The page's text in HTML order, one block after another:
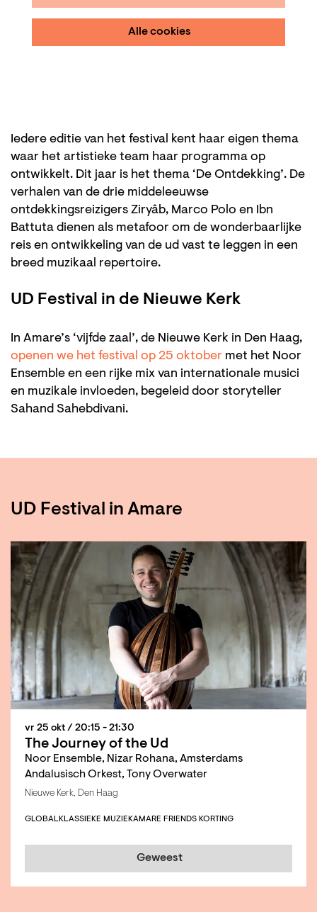
Alle cookies
Iedere editie van het festival kent haar eigen thema
waar het artistieke team haar programma op
ontwikkelt. Dit jaar is het thema ‘De Ontdekking’. De
verhalen van de drie middeleeuwse
ontdekkingsreizigers Ziryâb, Marco Polo en Ibn
Battuta dienen als metafoor om de wonderbaarlijke
reis en ontwikkeling van de ud vast te leggen in een
breed muzikaal repertoire.
UD Festival in de Nieuwe Kerk
In Amare’s ‘vijfde zaal’, de Nieuwe Kerk in Den Haag,
openen we het festival op 25 oktober met het Noor
Ensemble en een rijke mix van internationale musici
en muzikale invloeden, begeleid door storyteller
Sahand Sahebdivani.
UD Festival in Amare
The Journey of the Ud
Noor Ensemble, Nizar Rohana, Amsterdams
Andalusisch Orkest, Tony Overwater
vr 25 okt / 20:15 - 21:30
Nieuwe Kerk, Den Haag
GLOBALKLASSIEKE MUZIEKAMARE FRIENDS KORTING
Geweest